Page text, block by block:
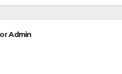
Admin